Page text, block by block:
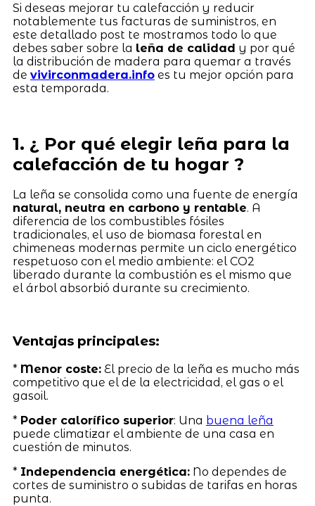
Si deseas mejorar tu calefacción y reducir
notablemente tus facturas de suministros, en
este detallado post te mostramos todo lo que
debes saber sobre la leña de calidad y por qué
la distribución de madera para quemar a través
de vivirconmadera.infoes tu mejor opción para
esta temporada.
1. ¿ Por qué elegir leña para la
calefacción de tu hogar ?
La leña se consolida como una fuente de energía
natural, neutra en carbono y rentable. A
diferencia de los combustibles fósiles
tradicionales, el uso de biomasa forestal en
chimeneas modernas permite un ciclo energético
respetuoso con el medio ambiente: el CO2
liberado durante la combustión es el mismo que
el árbol absorbió durante su crecimiento.
Ventajas principales:
* Menor coste:El precio de la leña es mucho más
competitivo que el de la electricidad, el gas o el
gasoil.
* Poder calorífico superior: Una buena leña
puede climatizar el ambiente de una casa en
cuestión de minutos.
* Independencia energética:No dependes de
cortes de suministro o subidas de tarifas en horas
punta.